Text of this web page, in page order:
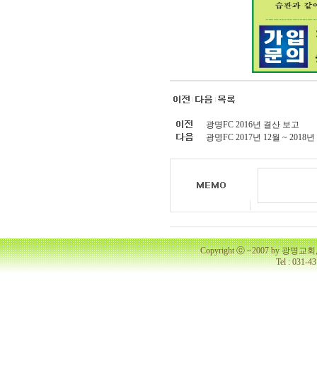
광명FC 2016년 결산 보고
광명FC 2017년 12월 ~ 2018
Copyright ⓒ ~2007 by 광명교
Tel : 031-